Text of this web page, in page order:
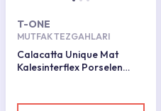
T-ONE
MUTFAK TEZGAHLARI
Calacatta Unique Mat
Kalesinterflex Porselen